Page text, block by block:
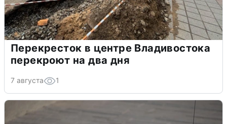
Перекресток в центре Владивостока
перекроют на два дня
7 августа 1